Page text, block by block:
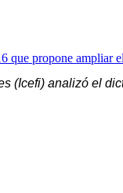
propone ampliar
(Icefi) analizó el